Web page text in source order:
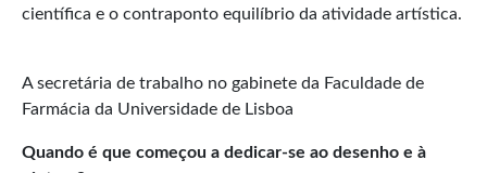
científica e o contraponto equilíbrio da atividade artística.
A secretária de trabalho no gabinete da Faculdade de
Farmácia da Universidade de Lisboa
Quando é que começou a dedicar-se ao desenho e à